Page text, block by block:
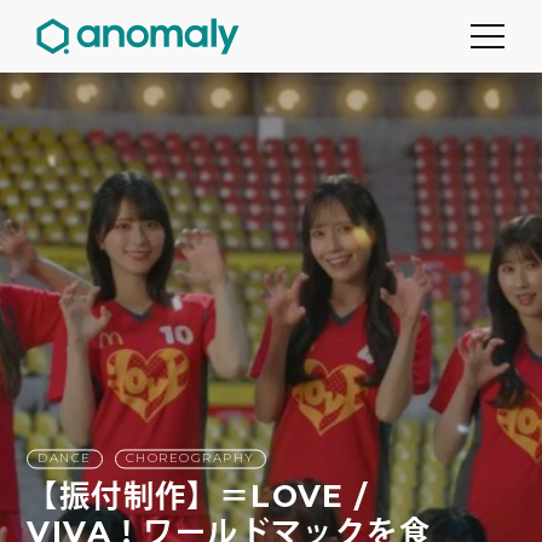
DANCE CHOREOGRAPHY
【振付制作】＝LOVE /
VIVA！ワールドマックを食